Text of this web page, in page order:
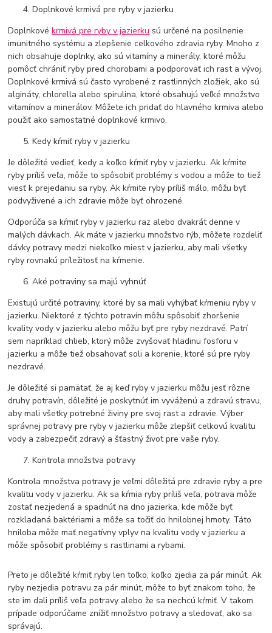
Doplnkové krmivá pre ryby v jazierku
Doplnkovékrmivá pre ryby v jazierku sú určené na posilnenie
imunitného systému a zlepšenie celkového zdravia ryby. Mnoho z
nich obsahuje doplnky, ako sú vitamíny a minerály, ktoré môžu
pomôcť chrániť ryby pred chorobami a podporovať ich rast a vývoj.
Doplnkové krmivá sú často vyrobené z rastlinných zložiek, ako sú
algináty, chlorella alebo spirulina, ktoré obsahujú veľké množstvo
vitamínov a minerálov. Môžete ich pridať do hlavného krmiva alebo
použiť ako samostatné doplnkové krmivo.
Kedy kŕmiť ryby v jazierku
Je dôležité vedieť, kedy a koľko kŕmiť ryby v jazierku. Ak kŕmite
ryby príliš veľa, môže to spôsobiť problémy s vodou a môže to tiež
viesť k prejedaniu sa ryby. Ak kŕmite ryby príliš málo, môžu byť
podvyživené a ich zdravie môže byť ohrozené.
Odporúča sa kŕmiť ryby v jazierku raz alebo dvakrát denne v
malých dávkach. Ak máte v jazierku množstvo rýb, môžete rozdeliť
dávky potravy medzi niekoľko miest v jazierku, aby mali všetky
ryby rovnakú príležitosť na kŕmenie.
Aké potraviny sa majú vyhnúť
Existujú určité potraviny, ktoré by sa mali vyhýbať kŕmeniu ryby v
jazierku. Niektoré z týchto potravín môžu spôsobiť zhoršenie
kvality vody v jazierku alebo môžu byť pre ryby nezdravé. Patrí
sem napríklad chlieb, ktorý môže zvyšovať hladinu fosforu v
jazierku a môže tiež obsahovať soli a korenie, ktoré sú pre ryby
nezdravé.
Je dôležité si pamätať, že aj keď ryby v jazierku môžu jesť rôzne
druhy potravín, dôležité je poskytnúť im vyváženú a zdravú stravu,
aby mali všetky potrebné živiny pre svoj rast a zdravie. Výber
správnej potravy pre ryby v jazierku môže zlepšiť celkovú kvalitu
vody a zabezpečiť zdravý a šťastný život pre vaše ryby.
Kontrola množstva potravy
Kontrola množstva potravy je veľmi dôležitá pre zdravie ryby a pre
kvalitu vody v jazierku. Ak sa kŕmia ryby príliš veľa, potrava môže
zostať nezjedená a spadnúť na dno jazierka, kde môže byť
rozkladaná baktériami a môže sa točiť do hnilobnej hmoty. Táto
hniloba môže mať negatívny vplyv na kvalitu vody v jazierku a
môže spôsobiť problémy s rastlinami a rybami.
Preto je dôležité kŕmiť ryby len toľko, koľko zjedia za pár minút. Ak
ryby nezjedia potravu za pár minút, môže to byť znakom toho, že
ste im dali príliš veľa potravy alebo že sa nechcú kŕmiť. V takom
prípade odporúčame znížiť množstvo potravy a sledovať, ako sa
správajú.